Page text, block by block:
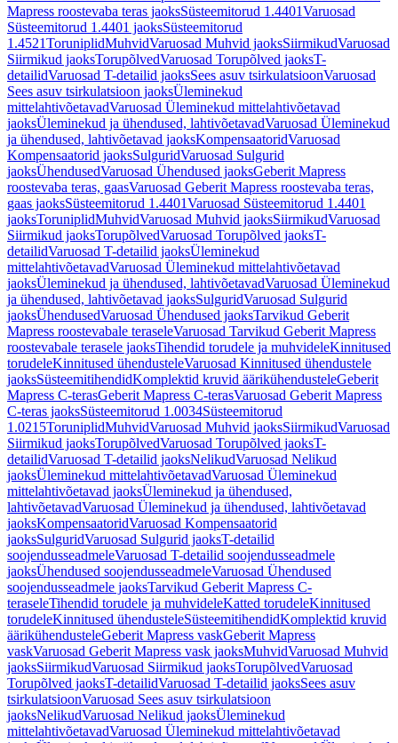
Mapress roostevaba teras jaoksSüsteemitorud 1.4401Varuosad
Süsteemitorud 1.4401 jaoksSüsteemitorud
1.4521ToruniplidMuhvidVaruosad Muhvid jaoksSiirmikudVaruosad
Siirmikud jaoksTorupõlvedVaruosad Torupõlved jaoksT-
detailidVaruosad T-detailid jaoksSees asuv tsirkulatsioonVaruosad
Sees asuv tsirkulatsioon jaoksÜleminekud
mittelahtivõetavadVaruosad Üleminekud mittelahtivõetavad
jaoksÜleminekud ja ühendused, lahtivõetavadVaruosad Üleminekud
ja ühendused, lahtivõetavad jaoksKompensaatoridVaruosad
Kompensaatorid jaoksSulguridVaruosad Sulgurid
jaoksÜhendusedVaruosad Ühendused jaoksGeberit Mapress
roostevaba teras, gaasVaruosad Geberit Mapress roostevaba teras,
gaas jaoksSüsteemitorud 1.4401Varuosad Süsteemitorud 1.4401
jaoksToruniplidMuhvidVaruosad Muhvid jaoksSiirmikudVaruosad
Siirmikud jaoksTorupõlvedVaruosad Torupõlved jaoksT-
detailidVaruosad T-detailid jaoksÜleminekud
mittelahtivõetavadVaruosad Üleminekud mittelahtivõetavad
jaoksÜleminekud ja ühendused, lahtivõetavadVaruosad Üleminekud
ja ühendused, lahtivõetavad jaoksSulguridVaruosad Sulgurid
jaoksÜhendusedVaruosad Ühendused jaoksTarvikud Geberit
Mapress roostevabale teraseleVaruosad Tarvikud Geberit Mapress
roostevabale terasele jaoksTihendid torudele ja muhvideleKinnitused
torudeleKinnitused ühendusteleVaruosad Kinnitused ühendustele
jaoksSüsteemitihendidKomplektid kruvid äärikühendusteleGeberit
Mapress C-terasGeberit Mapress C-terasVaruosad Geberit Mapress
C-teras jaoksSüsteemitorud 1.0034Süsteemitorud
1.0215ToruniplidMuhvidVaruosad Muhvid jaoksSiirmikudVaruosad
Siirmikud jaoksTorupõlvedVaruosad Torupõlved jaoksT-
detailidVaruosad T-detailid jaoksNelikudVaruosad Nelikud
jaoksÜleminekud mittelahtivõetavadVaruosad Üleminekud
mittelahtivõetavad jaoksÜleminekud ja ühendused,
lahtivõetavadVaruosad Üleminekud ja ühendused, lahtivõetavad
jaoksKompensaatoridVaruosad Kompensaatorid
jaoksSulguridVaruosad Sulgurid jaoksT-detailid
soojendusseadmeleVaruosad T-detailid soojendusseadmele
jaoksÜhendused soojendusseadmeleVaruosad Ühendused
soojendusseadmele jaoksTarvikud Geberit Mapress C-
teraseleTihendid torudele ja muhvideleKatted torudeleKinnitused
torudeleKinnitused ühendusteleSüsteemitihendidKomplektid kruvid
äärikühendusteleGeberit Mapress vaskGeberit Mapress
vaskVaruosad Geberit Mapress vask jaoksMuhvidVaruosad Muhvid
jaoksSiirmikudVaruosad Siirmikud jaoksTorupõlvedVaruosad
Torupõlved jaoksT-detailidVaruosad T-detailid jaoksSees asuv
tsirkulatsioonVaruosad Sees asuv tsirkulatsioon
jaoksNelikudVaruosad Nelikud jaoksÜleminekud
mittelahtivõetavadVaruosad Üleminekud mittelahtivõetavad